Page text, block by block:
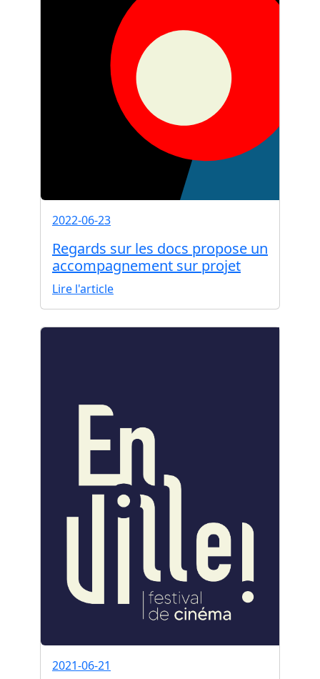
2022-06-23
Regards sur les docs propose un
accompagnement sur projet
Lire l'article
2021-06-21